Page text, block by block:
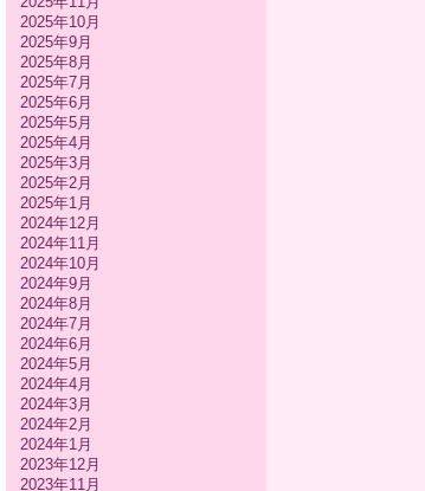
2025年10月
2025年9月
2025年8月
2025年7月
2025年6月
2025年5月
2025年4月
2025年3月
2025年2月
2025年1月
2024年12月
2024年11月
2024年10月
2024年9月
2024年8月
2024年7月
2024年6月
2024年5月
2024年4月
2024年3月
2024年2月
2024年1月
2023年12月
2023年11月